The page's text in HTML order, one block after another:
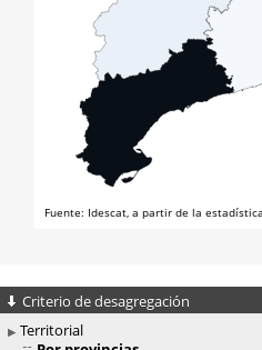
Criterio de desagregación
Territorial